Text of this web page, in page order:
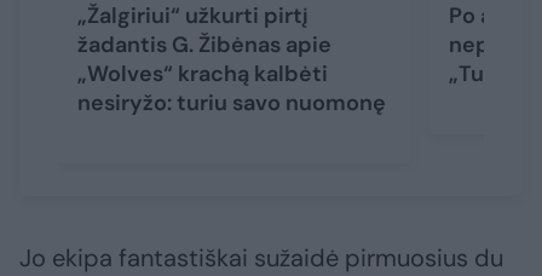
„Žalgiriui“ užkurti pirtį
žadantis G. Žibėnas apie
„Wolves“ krachą kalbėti
nesiryžo: turiu savo nuomonę
Po
„Turime
Jo ekipa fantastiškai sužaidė pirmuosius du